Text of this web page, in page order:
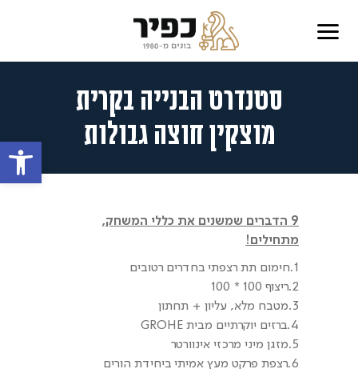
פתח
סטנדרט הבנייה בקרית
מוצקין חוצה גבולות
9 הדברים שמשנים את כללי המשחק,
מתחילים!
1.חימום תת רצפתי בחדרים רטובים
2.ריצוף 100 * 100
3.מטבח מלא, עליון + תחתון
4.ברזים יוקרתיים מבית GROHE
5.מזגן מיני מרכזי אינוורטר
6.רצפת פרקט מעץ אמיתי ביחידת הורים